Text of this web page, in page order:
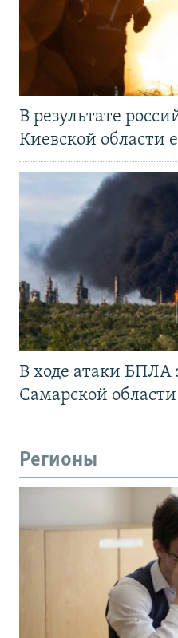
В результате
Киевской области
В ходе атаки БПЛА
Самарской
Регионы